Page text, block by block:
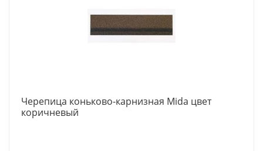
Черепица коньково-карнизная Mida цвет
коричневый